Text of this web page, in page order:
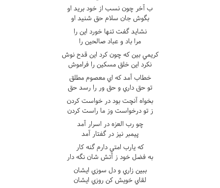
ب آخر چون نسب از خود بريد او
بگوش جان سلام حق شنيد او
نشايد گفت تنها خورد اين را
مرا باد و عباد صالحين را
کريمي بين که چون کرد اين قدح نوش
نکرد اين خلق مسکين را فراموش
خطاب آمد که اي معصوم مطلق
تو حق داري و حق ور را رسد حق
بخواه آنچت بود در خواست کردن
ز تو درخواست وز ما راست کردن
چو رب العزه در اسرار آمد
پيمبر نيز در گفتار آمد
که يارب امتي دارم گنه کار
به فضل خود ز آتش شان نگه دار
ببين زاري و دل سوزي ايشان
لقاي خويش کن روزي ايشان